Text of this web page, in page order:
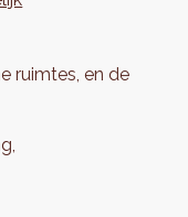
ruimtes, en de